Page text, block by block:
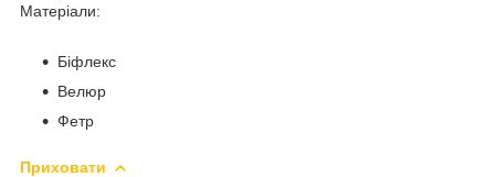
Матеріали:
Біфлекс
Велюр
Фетр
Приховати